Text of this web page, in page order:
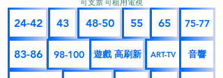
24-42 43 48-50 55 65 75-77
83-86 98-100 遊戲 高刷新 ART-TV 音響